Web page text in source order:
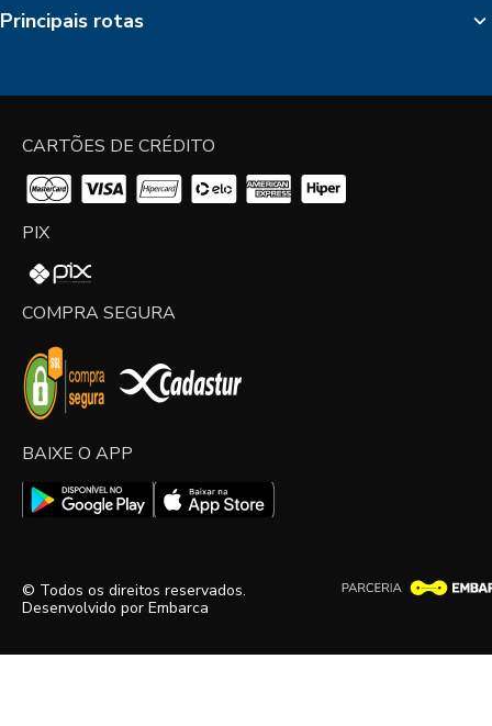
Principais rotas
CARTÕES DE CRÉDITO
PIX
COMPRA SEGURA
BAIXE O APP
© Todos os direitos reservados.
Desenvolvido por Embarca